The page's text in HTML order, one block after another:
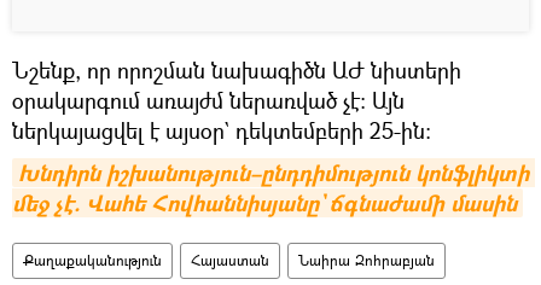
Նշենք, որ որոշման նախագիծն ԱԺ նիստերի
օրակարգում առայժմ ներառված չէ։ Այն
ներկայացվել է այսօր` դեկտեմբերի 25-ին։
Խնդիրն իշխանություն–ընդդիմություն կոնֆլիկտի
մեջ չէ. Վահե Հովհաննիսյանը` ճգնաժամի մասին
Քաղաքականություն Հայաստան Նաիրա Զոհրաբյան